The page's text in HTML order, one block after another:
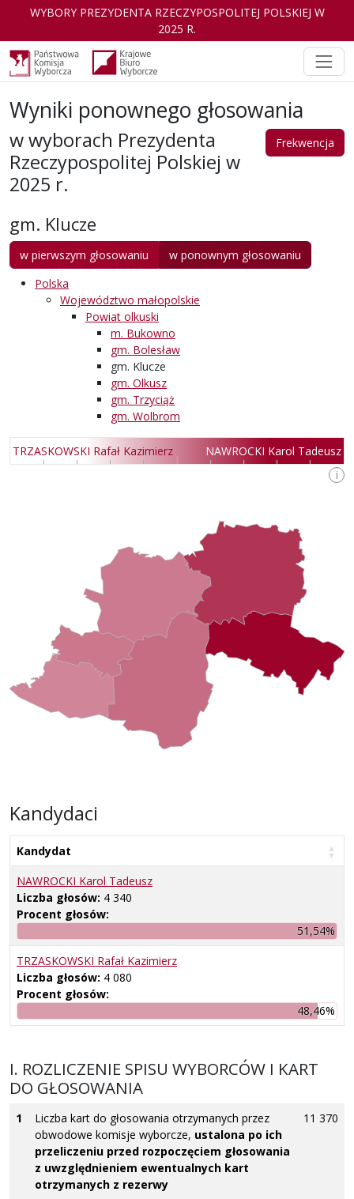
WYBORY PREZYDENTA RZECZYPOSPOLITEJ POLSKIEJ W
2025 R.
Wyniki ponownego głosowania
Frekwencja
w wyborach Prezydenta
Rzeczypospolitej Polskiej w
2025 r.
gm. Klucze
w pierwszym głosowaniu
w ponownym głosowaniu
Polska
Województwo małopolskie
Powiat olkuski
m. Bukowno
gm. Bolesław
gm. Klucze
gm. Olkusz
gm. Trzyciąż
gm. Wolbrom
TRZASKOWSKI Rafał Kazimierz NAWROCKI Karol Tadeusz
Kandydaci
Kandydat
NAWROCKI Karol Tadeusz
Liczba głosów: 4 340
Procent głosów:
51,54%
TRZASKOWSKI Rafał Kazimierz
Liczba głosów: 4 080
Procent głosów:
48,46%
I. ROZLICZENIE SPISU WYBORCÓW I KART
DO GŁOSOWANIA
1
Liczba kart do głosowania otrzymanych przez
obwodowe komisje wyborcze, ustalona po ich
przeliczeniu przed rozpoczęciem głosowania
z uwzględnieniem ewentualnych kart
otrzymanych z rezerwy
11 370